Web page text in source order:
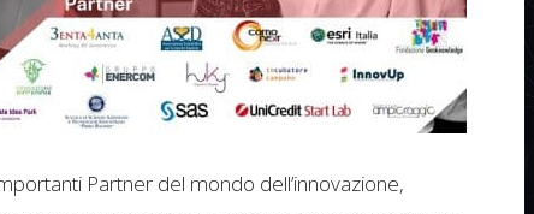
Partner del mondo dell’innovazione,